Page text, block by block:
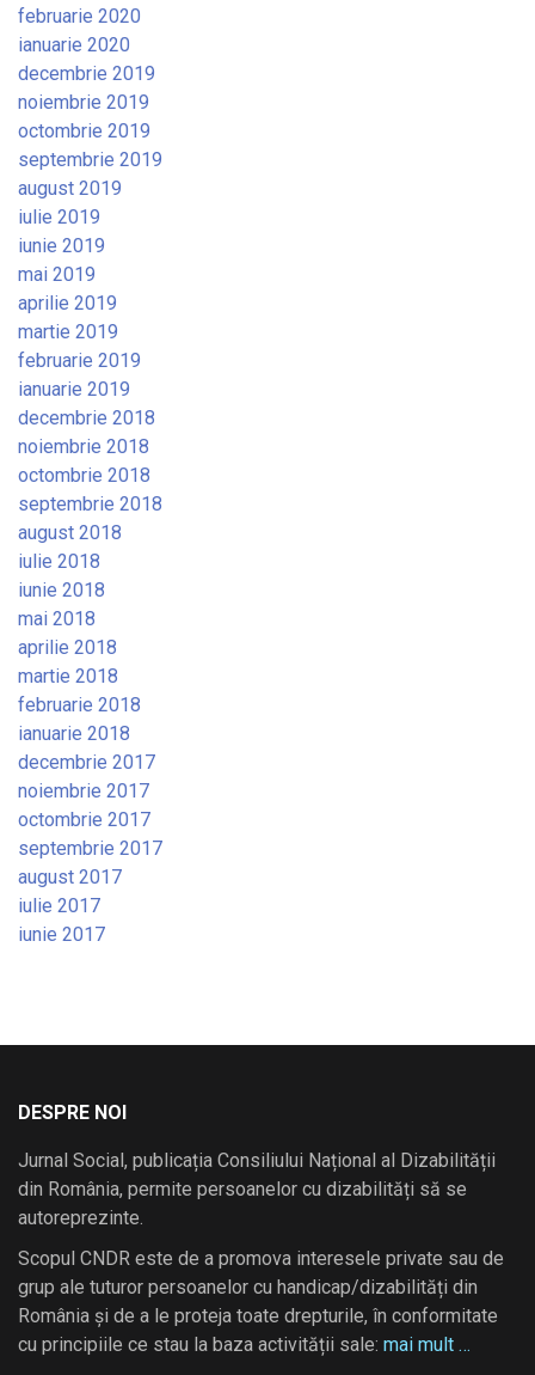
februarie 2020
ianuarie 2020
decembrie 2019
noiembrie 2019
octombrie 2019
septembrie 2019
august 2019
iulie 2019
iunie 2019
mai 2019
aprilie 2019
martie 2019
februarie 2019
ianuarie 2019
decembrie 2018
noiembrie 2018
octombrie 2018
septembrie 2018
august 2018
iulie 2018
iunie 2018
mai 2018
aprilie 2018
martie 2018
februarie 2018
ianuarie 2018
decembrie 2017
noiembrie 2017
octombrie 2017
septembrie 2017
august 2017
iulie 2017
iunie 2017
DESPRE NOI
Jurnal Social, publicația Consiliului Național al Dizabilității
din România, permite persoanelor cu dizabilități să se
autoreprezinte.
Scopul CNDR este de a promova interesele private sau de
grup ale tuturor persoanelor cu handicap/dizabilități din
România și de a le proteja toate drepturile, în conformitate
cu principiile ce stau la baza activității sale: mai mult …